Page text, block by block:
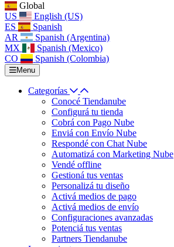
Global
US
English (US)
ES
Spanish
AR
Spanish (Argentina)
MX
Spanish (Mexico)
CO
Spanish (Colombia)
Menu
Categorías
Conocé Tiendanube
Configurá tu tienda
Cobrá con Pago Nube
Enviá con Envío Nube
Respondé con Chat Nube
Automatizá con Marketing Nube
Vendé offline
Gestioná tus ventas
Personalizá tu diseño
Activá medios de pago
Activá medios de envío
Configuraciones avanzadas
Potenciá tus ventas
Partners Tiendanube